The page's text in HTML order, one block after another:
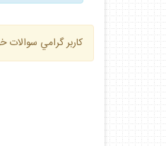
كاربر گرامي